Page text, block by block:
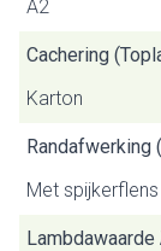
A2
Cachering
Karton
Randafwerking
Met spijkerflens
Lambdawaarde